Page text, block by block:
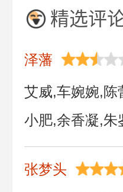
玛丽亚普拉芙达,凯
兰切特,克里斯蒂娜
孔苏埃洛·德哈维
约翰·特托罗,约翰
rabetsky,v.
阿列克谢·克拉夫
巴格多纳斯,柳博
劳恰维丘斯,维克
茨,亚历山大·别尔
精选评
泽藩
艾威,车婉婉,陈
小肥,余香凝,朱
张梦头